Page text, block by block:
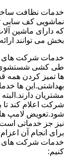
خدمات نظافت
نماشویی کف سابی
که دارای ماشین
بخش می توانند
خدمات شرکت های
طی کشی شستشوی
ها تمیز کردن
بهداشتی.این ها
مشتریان
شرکت اعلام کند
شود.تعویض لامپ
نیز جز خدماتی
برای انجام آن
خدمات شرکت های
کنیم: